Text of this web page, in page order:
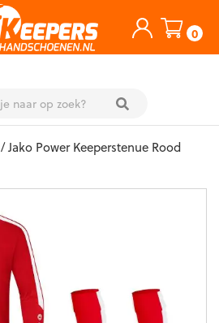
0
/ Jako Power Keeperstenue Rood